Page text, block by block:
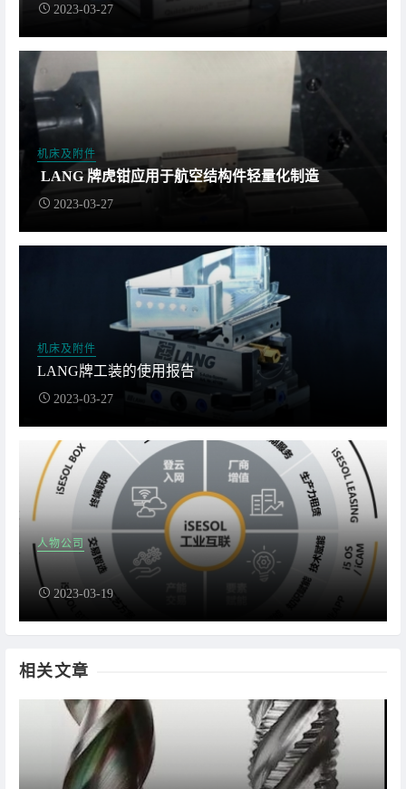
2023-03-27
机床及附件
LANG 牌虎钳应用于航空结构件轻量化制造
2023-03-27
机床及附件
LANG牌工装的使用报告
2023-03-27
人物公司
2023-03-19
相关文章